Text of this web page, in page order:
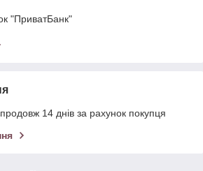
"ПриватБанк"
14 днів за рахунок покупця